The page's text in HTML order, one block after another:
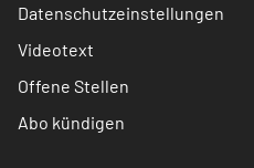
Datenschutzeinstellungen
Videotext
Offene Stellen
Abo kündigen